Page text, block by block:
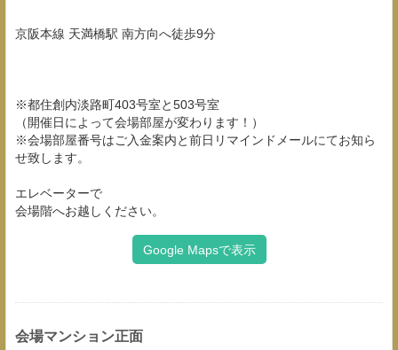
京阪本線 天満橋駅 南方向へ徒歩9分
※都住創内淡路町403号室と503号室
（開催日によって会場部屋が変わります！）
※会場部屋番号はご入金案内と前日リマインドメールにてお知ら
せ致します。
エレベーターで
会場階へお越しください。
Google Mapsで表示
会場マンション正面